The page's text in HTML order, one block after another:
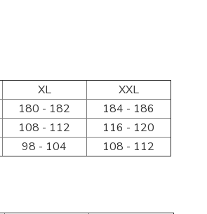
XL
XXL
180 - 182
184 - 186
108 - 112
116 - 120
98 - 104 108 - 112